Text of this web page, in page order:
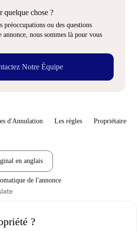
quelque chose ?
préoccupations ou des questions
annonce, nous sommes là pour vous
Notre Équipe
d'Annulation Les règles Propriétaire
en anglais
de l'annonce
?